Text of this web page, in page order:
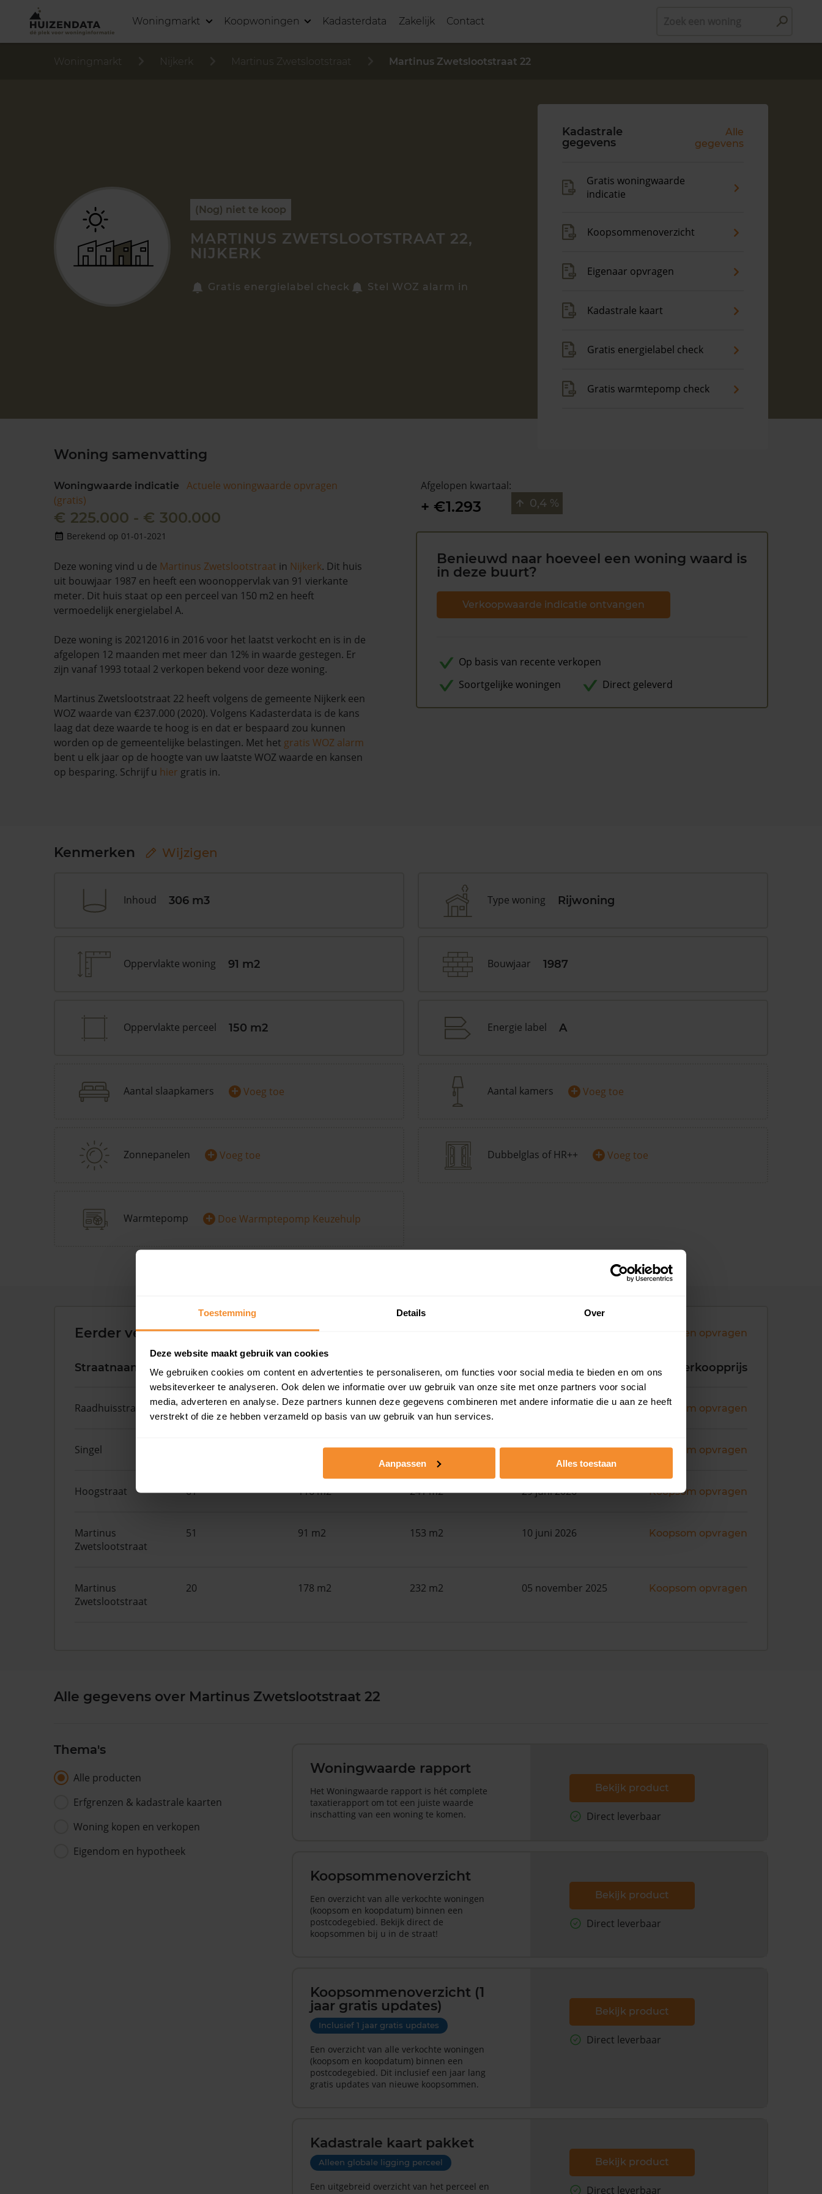
Toestemming Details Over
Deze website maakt gebruik van cookies
We gebruiken cookies om content en advertenties te personaliseren, om functies voor social media te bieden en om ons
websiteverkeer te analyseren. Ook delen we informatie over uw gebruik van onze site met onze partners voor social
media, adverteren en analyse. Deze partners kunnen deze gegevens combineren met andere informatie die u aan ze heeft
verstrekt of die ze hebben verzameld op basis van uw gebruik van hun services.
Aanpassen Alles toestaan
Woningmarkt Koopwoningen Kadasterdata Zakelijk Contact
Woningmarkt Nijkerk Martinus Zwetslootstraat Martinus Zwetslootstraat 22
(Nog) niet te koop
MARTINUS ZWETSLOOTSTRAAT 22,
NIJKERK
Gratis energielabel check Stel WOZ alarm in
Kadastrale
gegevens
Alle
gegevens
Gratis woningwaarde
indicatie
Koopsommenoverzicht
Eigenaar opvragen
Kadastrale kaart
Gratis energielabel check
Gratis warmtepomp check
Woning samenvatting
Woningwaarde indicatie
Actuele woningwaarde opvragen
(gratis)
€ 225.000 - € 300.000
Berekend op 01-01-2021
Deze woning vind u de Martinus Zwetslootstraat in Nijkerk. Dit huis
uit bouwjaar 1987 en heeft een woonoppervlak van 91 vierkante
meter. Dit huis staat op een perceel van 150 m2 en heeft
vermoedelijk energielabel A.
Deze woning is 20212016 in 2016 voor het laatst verkocht en is in de
afgelopen 12 maanden met meer dan 12% in waarde gestegen. Er
zijn vanaf 1993 totaal 2 verkopen bekend voor deze woning.
Martinus Zwetslootstraat 22 heeft volgens de gemeente Nijkerk een
WOZ waarde van €237.000 (2020). Volgens Kadasterdata is de kans
laag dat deze waarde te hoog is en dat er bespaard zou kunnen
worden op de gemeentelijke belastingen. Met het gratis WOZ alarm
bent u elk jaar op de hoogte van uw laatste WOZ waarde en kansen
op besparing. Schrijf u hier gratis in.
Afgelopen kwartaal:
+ €1.293 0,4 %
Benieuwd naar hoeveel een woning waard is
in deze buurt?
Verkoopwaarde indicatie ontvangen
Op basis van recente verkopen
Soortgelijke woningen
Direct geleverd
Kenmerken Wijzigen
Inhoud 306 m3 Type woning Rijwoning
Oppervlakte woning 91 m2 Bouwjaar 1987
Oppervlakte perceel 150 m2 Energie label A
Aantal slaapkamers + Voeg toe Aantal kamers + Voeg toe
Zonnepanelen + Voeg toe Dubbelglas of HR++ + Voeg toe
Warmtepomp + Doe Warmptepomp Keuzehulp
Eerder verkochte woningen in de buurt Andere koopsommen opvragen
Straatnaam Huisnr. Woonoppervlak Perceel Verkoopdatum Verkoopprijs
Raadhuisstraat 24 109 m2 369 m2 30 juni 2026 Koopsom opvragen
Singel 100 m2 197 m2 30 juni 2026 Koopsom opvragen
Hoogstraat 61 116 m2 241 m2 29 juni 2026 Koopsom opvragen
Martinus
Zwetslootstraat
51 91 m2 153 m2 10 juni 2026 Koopsom opvragen
Martinus
Zwetslootstraat
20 178 m2 232 m2 05 november 2025 Koopsom opvragen
Alle gegevens over Martinus Zwetslootstraat 22
Thema's
Alle producten
Erfgrenzen & kadastrale kaarten
Woning kopen en verkopen
Eigendom en hypotheek
Woningwaarde rapport
Het Woningwaarde rapport is hét complete
taxatierapport om tot een juiste waarde
inschatting van een woning te komen.
Bekijk product
Direct leverbaar
Koopsommenoverzicht
Een overzicht van alle verkochte woningen
(koopsom en koopdatum) binnen een
postcodegebied. Bekijk direct de
koopsommen bij u in de straat!
Bekijk product
Direct leverbaar
Koopsommenoverzicht (1
jaar gratis updates)
Inclusief 1 jaar gratis updates
Een overzicht van alle verkochte woningen
(koopsom en koopdatum) binnen een
postcodegebied. Dit inclusief een jaar lang
gratis updates van nieuwe koopsommen.
Bekijk product
Direct leverbaar
Kadastrale kaart pakket
Alleen globale ligging perceel
Een uitgebreid overzicht van het perceel en
Bekijk product
Direct leverbaar